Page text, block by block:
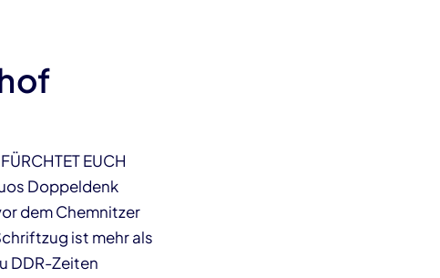
EUCH
Doppeldenk
dem Chemnitzer
ist mehr als
DDR-Zeiten